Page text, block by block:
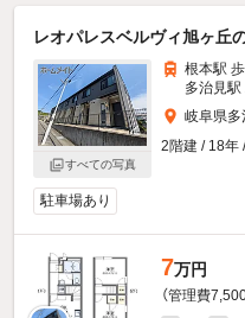
レオパレスベルヴィ旭ヶ丘
すべての写真
根本駅 歩
多治見駅
岐阜県多
2階建 / 18年
駐車場あり
7万円
（管理費7,500